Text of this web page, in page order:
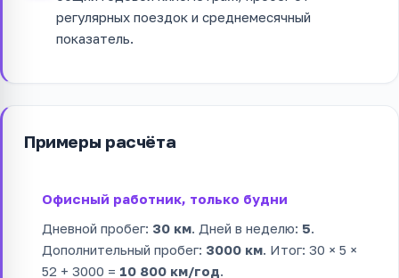
регулярных поездок и среднемесячный
показатель.
Примеры расчёта
Офисный работник, только будни
Дневной пробег: 30 км. Дней в неделю: 5.
Дополнительный пробег: 3000 км. Итог: 30 × 5 ×
52 + 3000 = 10 800 км/год.